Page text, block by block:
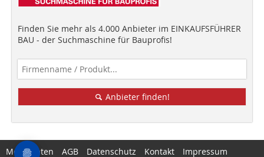
Finden Sie mehr als 4.000 Anbieter im EINKAUFSFÜHRER
BAU - der Suchmaschine für Bauprofis!
Anbieter finden!
Mediadaten AGB Datenschutz Kontakt Impressum